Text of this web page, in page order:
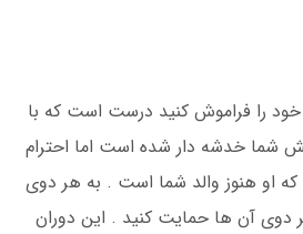
را فراموش کنید درست است که با
شما خدشه دار شده است اما احترام
که او هنوز والد شما است . به هر دوی
دوی آن ها حمایت کنید . این دوران